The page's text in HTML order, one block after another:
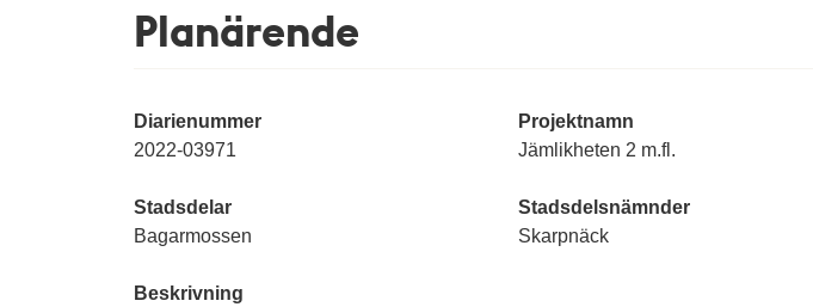
Planärende
Diarienummer
2022-03971
Projektnamn
Jämlikheten 2 m.fl.
Stadsdelar
Bagarmossen
Stadsdelsnämnder
Skarpnäck
Beskrivning